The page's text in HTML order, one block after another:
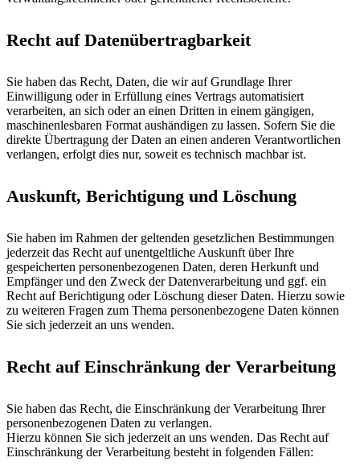
Recht auf Datenübertragbarkeit
Sie haben das Recht, Daten, die wir auf Grundlage Ihrer
Einwilligung oder in Erfüllung eines Vertrags automatisiert
verarbeiten, an sich oder an einen Dritten in einem gängigen,
maschinenlesbaren Format aushändigen zu lassen. Sofern Sie die
direkte Übertragung der Daten an einen anderen Verantwortlichen
verlangen, erfolgt dies nur, soweit es technisch machbar ist.
Auskunft, Berichtigung und Löschung
Sie haben im Rahmen der geltenden gesetzlichen Bestimmungen
jederzeit das Recht auf unentgeltliche Auskunft über Ihre
gespeicherten personenbezogenen Daten, deren Herkunft und
Empfänger und den Zweck der Datenverarbeitung und ggf. ein
Recht auf Berichtigung oder Löschung dieser Daten. Hierzu sowie
zu weiteren Fragen zum Thema personenbezogene Daten können
Sie sich jederzeit an uns wenden.
Recht auf Einschränkung der Verarbeitung
Sie haben das Recht, die Einschränkung der Verarbeitung Ihrer
personenbezogenen Daten zu verlangen.
Hierzu können Sie sich jederzeit an uns wenden. Das Recht auf
Einschränkung der Verarbeitung besteht in folgenden Fällen: